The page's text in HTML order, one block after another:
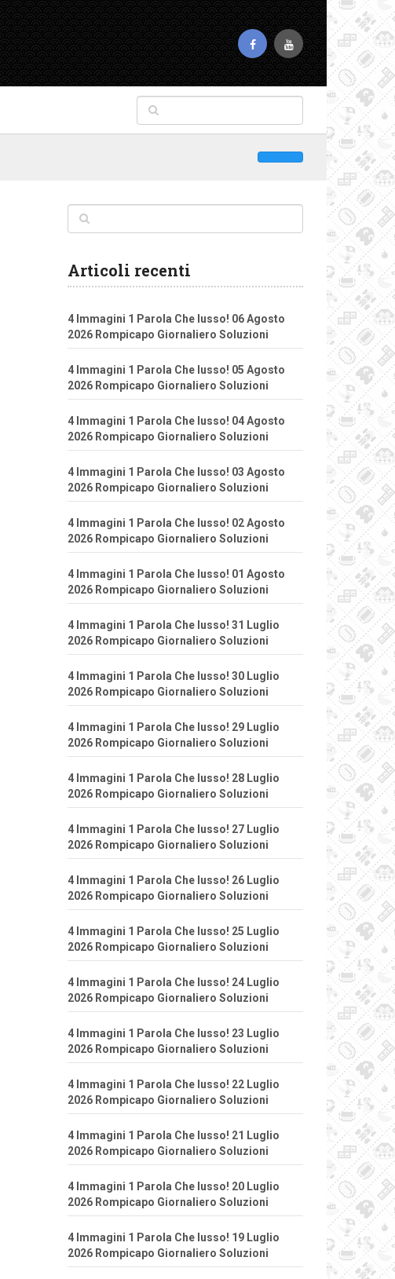
Articoli recenti
4 Immagini 1 Parola Che lusso! 06 Agosto
2026 Rompicapo Giornaliero Soluzioni
4 Immagini 1 Parola Che lusso! 05 Agosto
2026 Rompicapo Giornaliero Soluzioni
4 Immagini 1 Parola Che lusso! 04 Agosto
2026 Rompicapo Giornaliero Soluzioni
4 Immagini 1 Parola Che lusso! 03 Agosto
2026 Rompicapo Giornaliero Soluzioni
4 Immagini 1 Parola Che lusso! 02 Agosto
2026 Rompicapo Giornaliero Soluzioni
4 Immagini 1 Parola Che lusso! 01 Agosto
2026 Rompicapo Giornaliero Soluzioni
4 Immagini 1 Parola Che lusso! 31 Luglio
2026 Rompicapo Giornaliero Soluzioni
4 Immagini 1 Parola Che lusso! 30 Luglio
2026 Rompicapo Giornaliero Soluzioni
4 Immagini 1 Parola Che lusso! 29 Luglio
2026 Rompicapo Giornaliero Soluzioni
4 Immagini 1 Parola Che lusso! 28 Luglio
2026 Rompicapo Giornaliero Soluzioni
4 Immagini 1 Parola Che lusso! 27 Luglio
2026 Rompicapo Giornaliero Soluzioni
4 Immagini 1 Parola Che lusso! 26 Luglio
2026 Rompicapo Giornaliero Soluzioni
4 Immagini 1 Parola Che lusso! 25 Luglio
2026 Rompicapo Giornaliero Soluzioni
4 Immagini 1 Parola Che lusso! 24 Luglio
2026 Rompicapo Giornaliero Soluzioni
4 Immagini 1 Parola Che lusso! 23 Luglio
2026 Rompicapo Giornaliero Soluzioni
4 Immagini 1 Parola Che lusso! 22 Luglio
2026 Rompicapo Giornaliero Soluzioni
4 Immagini 1 Parola Che lusso! 21 Luglio
2026 Rompicapo Giornaliero Soluzioni
4 Immagini 1 Parola Che lusso! 20 Luglio
2026 Rompicapo Giornaliero Soluzioni
4 Immagini 1 Parola Che lusso! 19 Luglio
2026 Rompicapo Giornaliero Soluzioni